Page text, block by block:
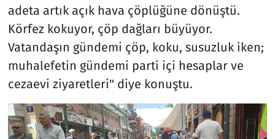
adeta artık açık hava çöplüğüne dönüştü.
Körfez kokuyor, çöp dağları büyüyor.
Vatandaşın gündemi çöp, koku, susuzluk iken;
muhalefetin gündemi parti içi hesaplar ve
cezaevi ziyaretleri" diye konuştu.